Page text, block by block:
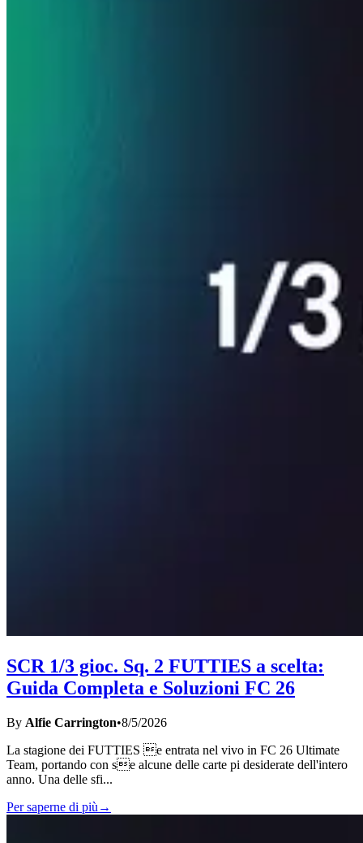
SCR 1/3 gioc. Sq. 2 FUTTIES a scelta:
Guida Completa e Soluzioni FC 26
By Alfie Carrington•8/5/2026
La stagione dei FUTTIES e entrata nel vivo in FC 26 Ultimate
Team, portando con se alcune delle carte pi desiderate dell'intero
anno. Una delle sfi...
Per saperne di più →